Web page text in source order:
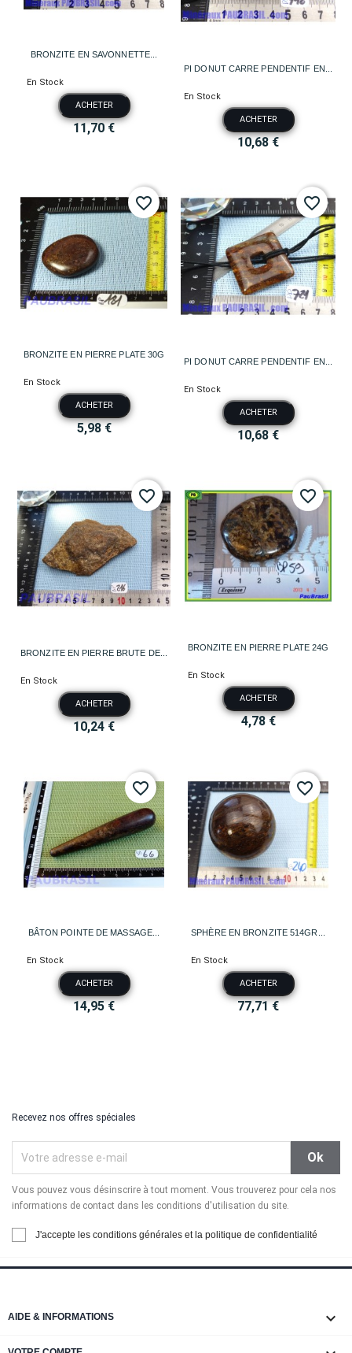
BRONZITE EN SAVONNETTE...
En Stock
ACHETER
11,70 €
PI DONUT CARRE PENDENTIF EN...
En Stock
ACHETER
10,68 €
BRONZITE EN PIERRE PLATE 30G
En Stock
ACHETER
5,98 €
favorite_border
PI DONUT CARRE PENDENTIF EN...
En Stock
ACHETER
10,68 €
favorite_border
BRONZITE EN PIERRE BRUTE DE...
En Stock
ACHETER
10,24 €
favorite_border
BRONZITE EN PIERRE PLATE 24G
En Stock
ACHETER
4,78 €
favorite_border
BÂTON POINTE DE MASSAGE...
En Stock
ACHETER
14,95 €
favorite_border
SPHÈRE EN BRONZITE 514GR...
En Stock
ACHETER
77,71 €
favorite_border
Recevez nos offres spéciales
Vous pouvez vous désinscrire à tout moment. Vous trouverez pour cela nos
informations de contact dans les conditions d'utilisation du site.
J'accepte les conditions générales et la politique de confidentialité
AIDE & INFORMATIONS 